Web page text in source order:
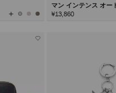
全
て
マン インテンス オー
¥13,860